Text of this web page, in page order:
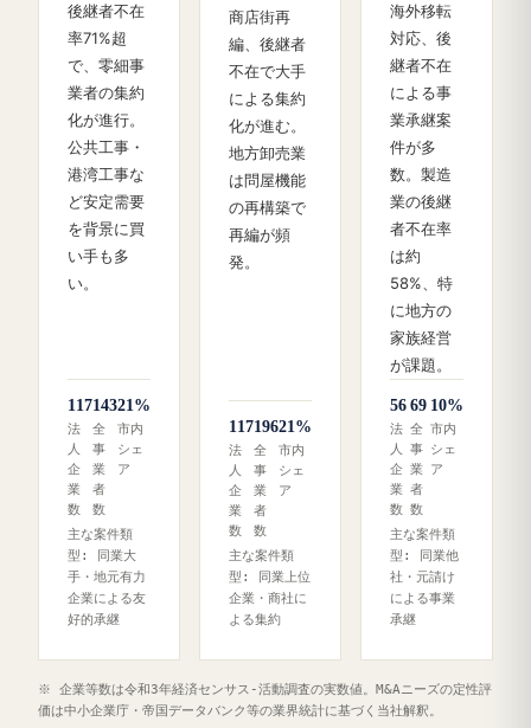
後継者不在
率71%超
で、零細事
業者の集約
化が進行。
公共工事・
港湾工事な
ど安定需要
を背景に買
い手も多
い。
117
法
人
企
業
数
143
全
事
業
者
数
21%
市内
シェ
ア
主な案件類
型: 同業大
手・地元有力
企業による友
好的承継
商店街再
編、後継者
不在で大手
による集約
化が進む。
地方卸売業
は問屋機能
の再構築で
再編が頻
発。
117
法
人
企
業
数
196
全
事
業
者
数
21%
市内
シェ
ア
主な案件類
型: 同業上位
企業・商社に
よる集約
海外移転
対応、後
継者不在
による事
業承継案
件が多
数。製造
業の後継
者不在率
は約
58%、特
に地方の
家族経営
が課題。
56
法
人
企
業
数
69
全
事
業
者
数
10%
市内
シェ
ア
主な案件類
型: 同業他
社・元請け
による事業
承継
※ 企業等数は令和3年経済センサス‐活動調査の実数値。M&Aニーズの定性評
価は中小企業庁・帝国データバンク等の業界統計に基づく当社解釈。